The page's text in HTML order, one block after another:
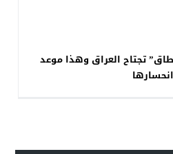
تجتاح العراق وهذا موعد
انحسارها